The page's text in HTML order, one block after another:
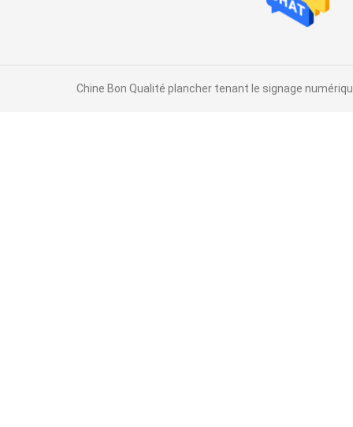
Chine Bon Qualité plancher tenant le signage